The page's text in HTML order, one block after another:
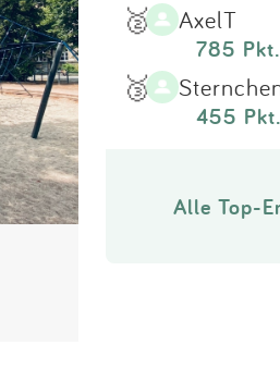
🥈 AxelT
785 Pkt.
🥉
455 Pkt.
Alle Top-